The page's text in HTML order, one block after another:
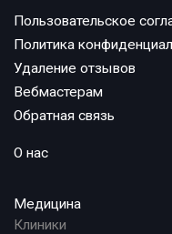
Пользовательское
Политика
Удаление отзывов
Вебмастерам
Обратная связь
О нас
Медицина
Клиники